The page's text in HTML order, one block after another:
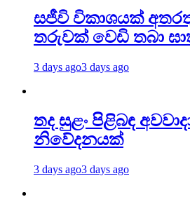
සජීවි විකාශයක්
තරුවක් වෙඩි තබා
3 days ago3 days ago
තද සුළං පිළිබඳ
නිවේදනයක්
3 days ago3 days ago